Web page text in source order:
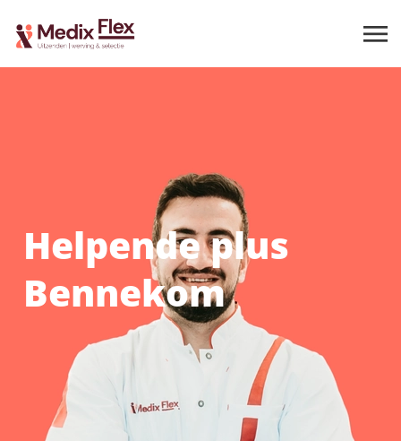
Helpende plus
Bennekom